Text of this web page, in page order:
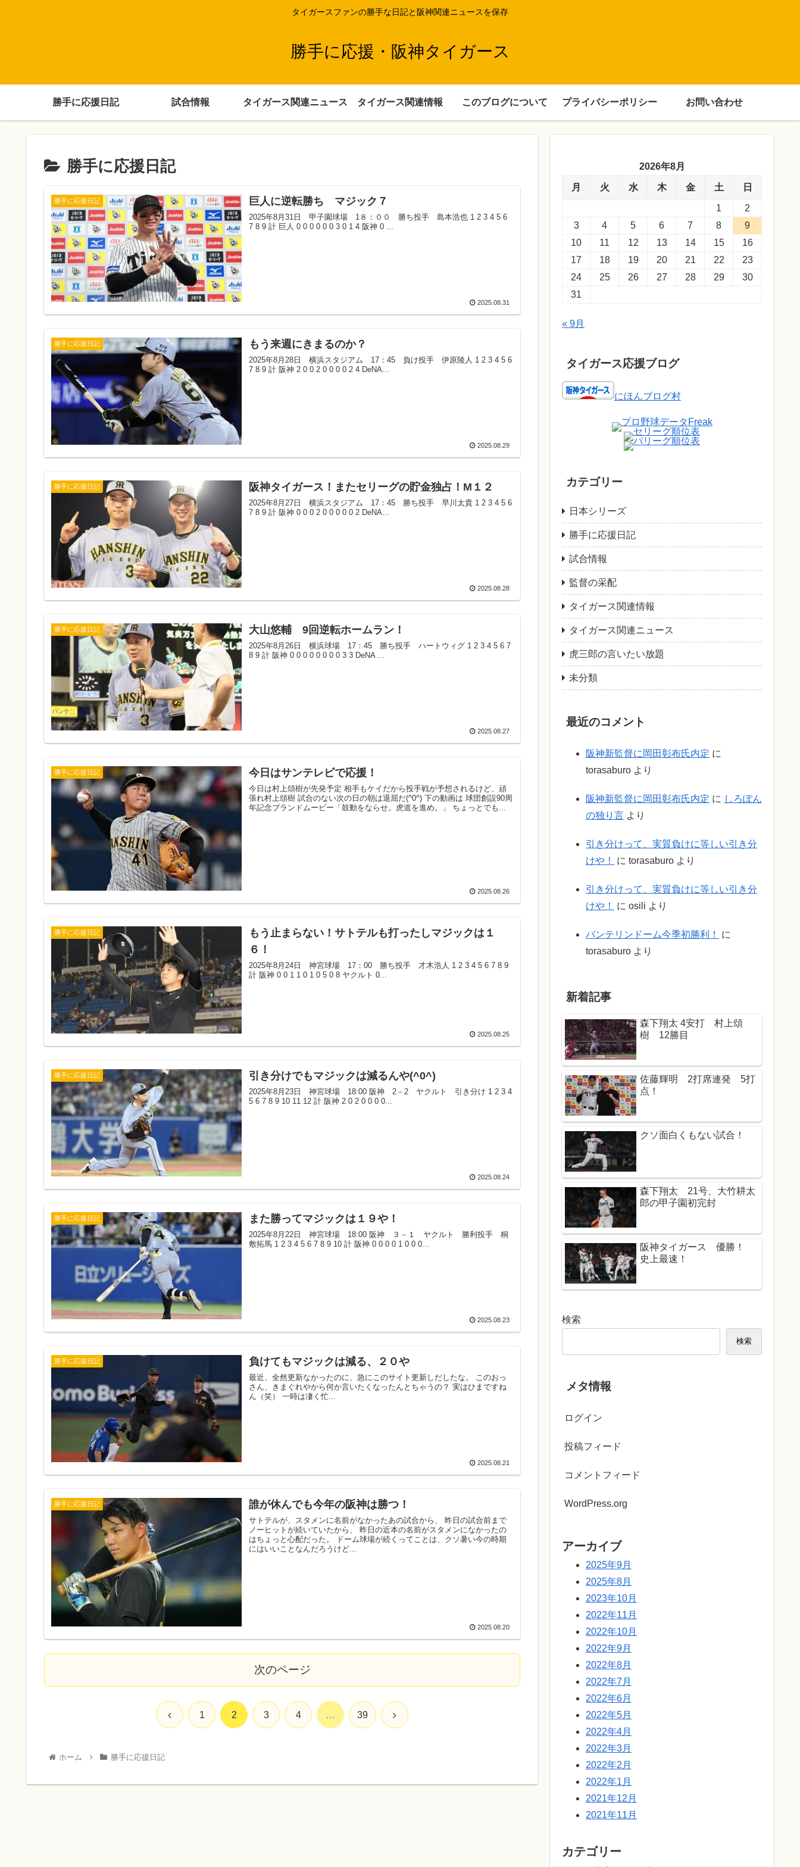
タイガースファンの勝手な日記と阪神関連ニュースを保存
勝手に応援・阪神タイガース
勝手に応援日記 試合情報 タイガース関連ニュース タイガース関連情報 このブログについて プライバシーポリシー お問い合わせ
勝手に応援日記
勝手に応援日記 巨人に逆転勝ち マジック７
2025年8月31日 甲子園球場 1８：００ 勝ち投手 島本浩也 1 2 3 4 5 6
7 8 9 計 巨人 0 0 0 0 0 0 3 0 1 4 阪神 0 ...
2025.08.31
勝手に応援日記 もう来週にきまるのか？
2025年8月28日 横浜スタジアム 17：45 負け投手 伊原陵人 1 2 3 4 5 6
7 8 9 計 阪神 2 0 0 2 0 0 0 0 2 4 DeNA...
2025.08.29
勝手に応援日記 阪神タイガース！またセリーグの貯金独占！M１２
2025年8月27日 横浜スタジアム 17：45 勝ち投手 早川太貴 1 2 3 4 5 6
7 8 9 計 阪神 0 0 0 2 0 0 0 0 0 2 DeNA...
2025.08.28
勝手に応援日記 大山悠輔 9回逆転ホームラン！
2025年8月26日 横浜球場 17：45 勝ち投手 ハートウィグ 1 2 3 4 5 6 7
8 9 計 阪神 0 0 0 0 0 0 0 0 3 3 DeNA ...
2025.08.27
勝手に応援日記 今日はサンテレビで応援！
今日は村上頌樹が先発予定 相手もケイだから投手戦が予想されるけど、頑
張れ村上頌樹 試合のない次の日の朝は退屈だ(^0^) 下の動画は 球団創設90周
年記念ブランドムービー「鼓動をならせ。虎道を進め。」 ちょっとでも...
2025.08.26
勝手に応援日記
もう止まらない！サトテルも打ったしマジックは１
６！
2025年8月24日 神宮球場 17：00 勝ち投手 才木浩人 1 2 3 4 5 6 7 8 9
計 阪神 0 0 1 1 0 1 0 5 0 8 ヤクルト 0...
2025.08.25
勝手に応援日記 引き分けでもマジックは減るんや(^0^)
2025年8月23日 神宮球場 18:00 阪神 2－2 ヤクルト 引き分け 1 2 3 4
5 6 7 8 9 10 11 12 計 阪神 2 0 2 0 0 0 0...
2025.08.24
勝手に応援日記 また勝ってマジックは１９や！
2025年8月22日 神宮球場 18:00 阪神 ３－１ ヤクルト 勝利投手 桐
敷拓馬 1 2 3 4 5 6 7 8 9 10 計 阪神 0 0 0 0 1 0 0 0...
2025.08.23
勝手に応援日記 負けてもマジックは減る、２０や
最近、全然更新なかったのに、急にこのサイト更新しだしたな。 このおっ
さん、きまぐれやから何か言いたくなったんとちゃうの？ 実はひまですね
ん（笑） 一時は凄く忙...
2025.08.21
勝手に応援日記 誰が休んでも今年の阪神は勝つ！
サトテルが、スタメンに名前がなかったあの試合から、 昨日の試合前まで
ノーヒットが続いていたから、 昨日の近本の名前がスタメンになかったの
はちょっと心配だった。 ドーム球場が続くってことは、クソ暑い今の時期
にはいいことなんだろうけど...
2025.08.20
次のページ
1 2 3 4 … 39
ホーム 勝手に応援日記
2026年8月
月 火 水 木 金 土 日
1
2
3
4 5 6 7 8
9
10
11 12 13 14 15
16
17
18 19 20 21 22
23
24
25 26 27 28 29
30
31
« 9月
タイガース応援ブログ
にほんブログ村
カテゴリー
日本シリーズ
勝手に応援日記
試合情報
監督の采配
タイガース関連情報
タイガース関連ニュース
虎三郎の言いたい放題
未分類
最近のコメント
阪神新監督に岡田彰布氏内定 に
torasaburo より
阪神新監督に岡田彰布氏内定 に しろぽん
の独り言 より
引き分けって、実質負けに等しい引き分
けや！
に torasaburo より
引き分けって、実質負けに等しい引き分
けや！
に osili より
バンテリンドーム今季初勝利！
に
torasaburo より
新着記事
森下翔太 4安打 村上頌
樹 12勝目
佐藤輝明 2打席連発 5打
点！
クソ面白くもない試合！
森下翔太 21号、大竹耕太
郎の甲子園初完封
阪神タイガース 優勝！
史上最速！
検索
検索
メタ情報
ログイン
投稿フィード
コメントフィード
WordPress.org
アーカイブ
2025年9月
2025年8月
2023年10月
2022年11月
2022年10月
2022年9月
2022年8月
2022年7月
2022年6月
2022年5月
2022年4月
2022年3月
2022年2月
2022年1月
2021年12月
2021年11月
カテゴリー